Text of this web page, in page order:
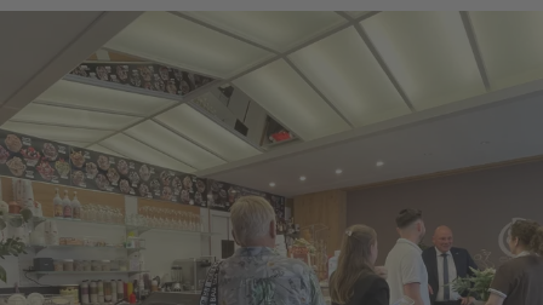
DasFruchteis ist hier übrigensvegan!
Quelle: destination.one , zuletzt geändert am 02.02.2026